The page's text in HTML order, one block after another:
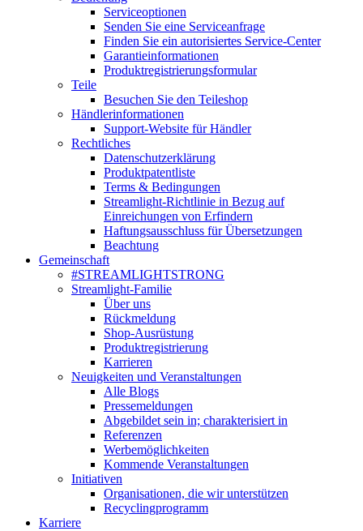
Serviceoptionen
Senden Sie eine Serviceanfrage
Finden Sie ein autorisiertes Service-Center
Garantieinformationen
Produktregistrierungsformular
Teile
Besuchen Sie den Teileshop
Händlerinformationen
Support-Website für Händler
Rechtliches
Datenschutzerklärung
Produktpatentliste
Terms & Bedingungen
Streamlight-Richtlinie in Bezug auf
Einreichungen von Erfindern
Haftungsausschluss für Übersetzungen
Beachtung
Gemeinschaft
#STREAMLIGHTSTRONG
Streamlight-Familie
Über uns
Rückmeldung
Shop-Ausrüstung
Produktregistrierung
Karrieren
Neuigkeiten und Veranstaltungen
Alle Blogs
Pressemeldungen
Abgebildet sein in; charakterisiert in
Referenzen
Werbemöglichkeiten
Kommende Veranstaltungen
Initiativen
Organisationen, die wir unterstützen
Recyclingprogramm
Karriere